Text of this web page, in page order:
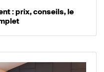
: prix, conseils, le